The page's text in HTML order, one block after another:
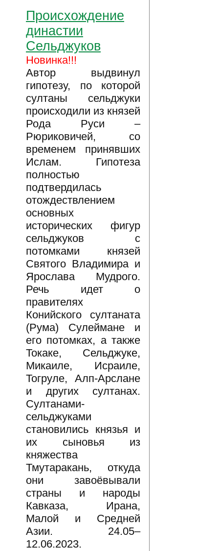
Происхождение
династии
Сельджуков
Новинка!!!
Автор выдвинул
гипотезу, по которой
султаны сельджуки
происходили из князей
Рода Руси –
Рюриковичей, со
временем принявших
Ислам. Гипотеза
полностью
подтвердилась
отождествлением
основных
исторических фигур
сельджуков с
потомками князей
Святого Владимира и
Ярослава Мудрого.
Речь идет о
правителях
Конийского султаната
(Рума) Сулеймане и
его потомках, а также
Токаке, Сельджуке,
Микаиле, Исраиле,
Тогруле, Алп-Арслане
и других султанах.
Султанами-
сельджуками
становились князья и
их сыновья из
княжества
Тмутаракань, откуда
они завоёвывали
страны и народы
Кавказа, Ирана,
Малой и Средней
Азии. 24.05–
12.06.2023.